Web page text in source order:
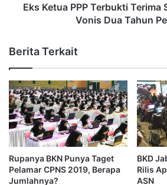
Eks Ketua PPP Terbukti Terima
Vonis Dua Tahun
Berita Terkait
Rupanya BKN Punya Taget
Pelamar CPNS 2019, Berapa
Jumlahnya?
BKD
Rilis
ASN